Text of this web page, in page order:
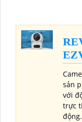
sản
với
trực